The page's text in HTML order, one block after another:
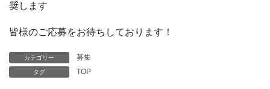
奨します
皆様のご応募をお待ちしております！
カテゴリー 募集
タグ TOP